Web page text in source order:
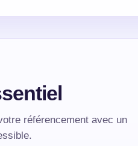
référencement avec un